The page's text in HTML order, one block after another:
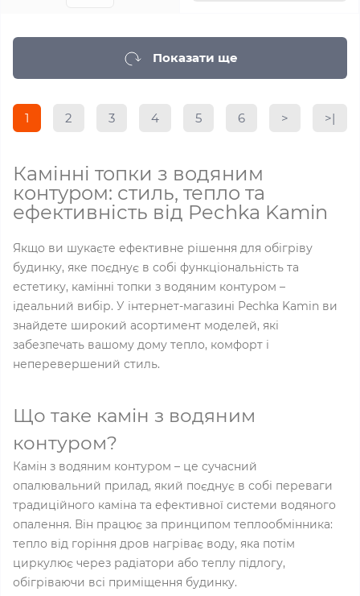
Показати ще
1 2 3 4 5 6 > >|
Камінні топки з водяним
контуром: стиль, тепло та
ефективність від Pechka Kamin
Якщо ви шукаєте ефективне рішення для обігріву
будинку, яке поєднує в собі функціональність та
естетику, камінні топки з водяним контуром –
ідеальний вибір. У інтернет-магазині Pechka Kamin ви
знайдете широкий асортимент моделей, які
забезпечать вашому дому тепло, комфорт і
неперевершений стиль.
Що таке камін з водяним
контуром?
Камін з водяним контуром – це сучасний
опалювальний прилад, який поєднує в собі переваги
традиційного каміна та ефективної системи водяного
опалення. Він працює за принципом теплообмінника:
тепло від горіння дров нагріває воду, яка потім
циркулює через радіатори або теплу підлогу,
обігріваючи всі приміщення будинку.